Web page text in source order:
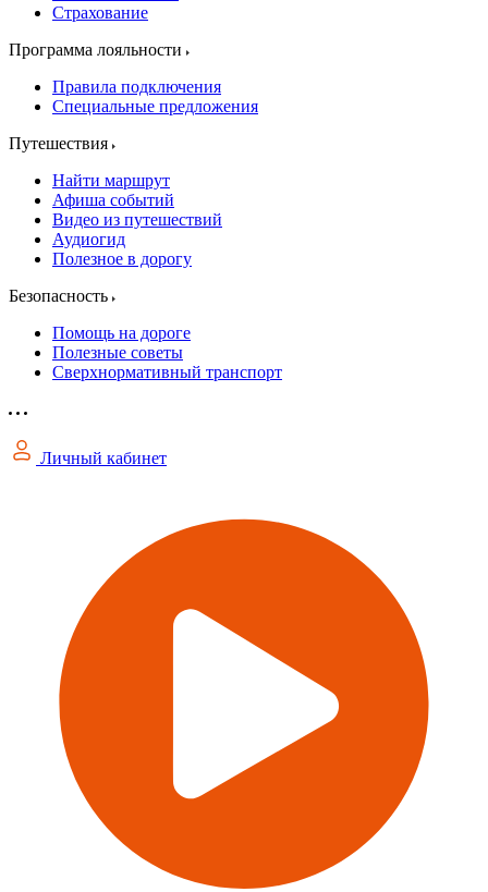
Страхование
Программа лояльности
Правила подключения
Специальные предложения
Путешествия
Найти маршрут
Афиша событий
Видео из путешествий
Аудиогид
Полезное в дорогу
Безопасность
Помощь на дороге
Полезные советы
Сверхнормативный транспорт
Личный кабинет